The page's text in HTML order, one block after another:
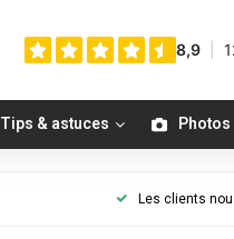
Tips & astuces
Les clients